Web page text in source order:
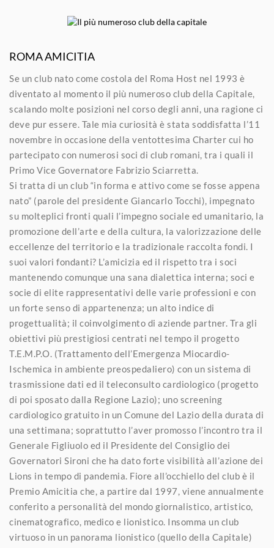
ROMA AMICITIA
Se un club nato come costola del Roma Host nel 1993 è
diventato al momento il più numeroso club della Capitale,
scalando molte posizioni nel corso degli anni, una ragione ci
deve pur essere. Tale mia curiosità è stata soddisfatta l’11
novembre in occasione della ventottesima Charter cui ho
partecipato con numerosi soci di club romani, tra i quali il
Primo Vice Governatore Fabrizio Sciarretta.
Si tratta di un club “in forma e attivo come se fosse appena
nato” (parole del presidente Giancarlo Tocchi), impegnato
su molteplici fronti quali l’impegno sociale ed umanitario, la
promozione dell’arte e della cultura, la valorizzazione delle
eccellenze del territorio e la tradizionale raccolta fondi. I
suoi valori fondanti? L’amicizia ed il rispetto tra i soci
mantenendo comunque una sana dialettica interna; soci e
socie di elite rappresentativi delle varie professioni e con
un forte senso di appartenenza; un alto indice di
progettualità; il coinvolgimento di aziende partner. Tra gli
obiettivi più prestigiosi centrati nel tempo il progetto
T.E.M.P.O. (Trattamento dell’Emergenza Miocardio-
Ischemica in ambiente preospedaliero) con un sistema di
trasmissione dati ed il teleconsulto cardiologico (progetto
di poi sposato dalla Regione Lazio); uno screening
cardiologico gratuito in un Comune del Lazio della durata di
una settimana; soprattutto l’aver promosso l’incontro tra il
Generale Figliuolo ed il Presidente del Consiglio dei
Governatori Sironi che ha dato forte visibilità all’azione dei
Lions in tempo di pandemia. Fiore all’occhiello del club è il
Premio Amicitia che, a partire dal 1997, viene annualmente
conferito a personalità del mondo giornalistico, artistico,
cinematografico, medico e lionistico. Insomma un club
virtuoso in un panorama lionistico (quello della Capitale)